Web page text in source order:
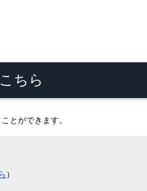
ちら
とができます。
）